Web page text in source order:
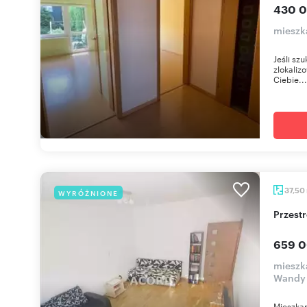
430
Jeśli
Ciebie...
WYRÓŻNIONE 37,50
659
Wandy